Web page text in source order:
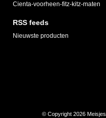
Cienta-voorheen-fitz-kitz-maten
RSS feeds
Nieuwste producten
© Copyright 2026